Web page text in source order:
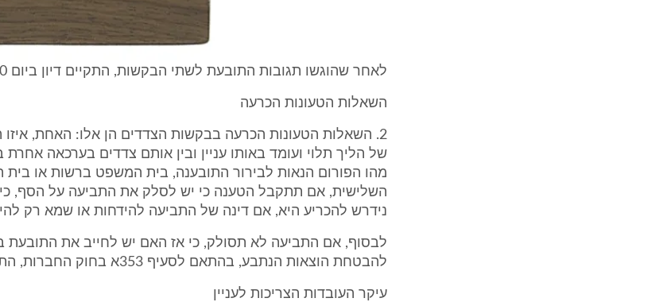
לאחר שהוגשו תגובות התובעת לשתי הבקשות, התקיים דיון ביום 26.12.2010.
השאלות הטעונות הכרעה
2. השאלות הטעונות הכרעה בבקשות הצדדים הן אלו: האחת, איזו
של הליך תלוי ועומד באותו עניין ובין אותם צדדים בערכאה אחרת
מהו הפורום הנאות לבירור התובענה, בית המשפט ברשות או
השלישית, אם תתקבל הטענה כי יש לסלק את התביעה על הסף,
נידרש להכריע היא, אם דינה של התביעה להידחות או שמא רק
לבסוף, אם התביעה לא תסולק, כי אז האם יש לחייב את התובעת
להבטחת הוצאות הנתבע, בהתאם לסעיף 353א בחוק החברות, התשנ"ט-1999.
עיקר העובדות הצריכות לעניין